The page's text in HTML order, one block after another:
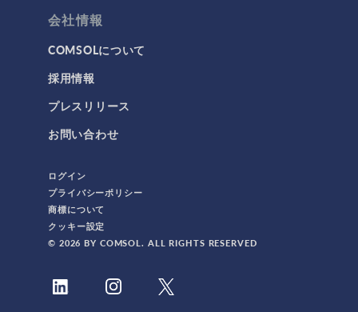
会社情報
COMSOLについて
採用情報
プレスリリース
お問い合わせ
ログイン
プライバシーポリシー
商標について
クッキー設定
© 2026 BY COMSOL. ALL RIGHTS RESERVED